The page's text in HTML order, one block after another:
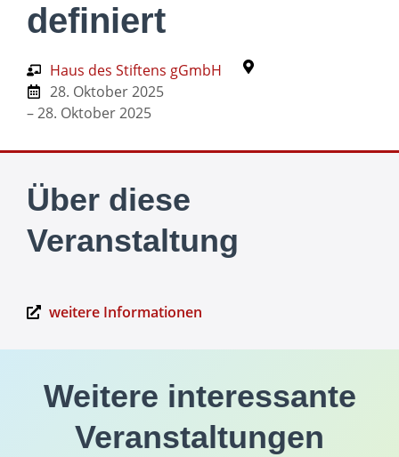
definiert
Haus des Stiftens gGmbH
28. Oktober 2025
– 28. Oktober 2025
Über diese
Veranstaltung
weitere Informationen
Weitere interessante
Veranstaltungen